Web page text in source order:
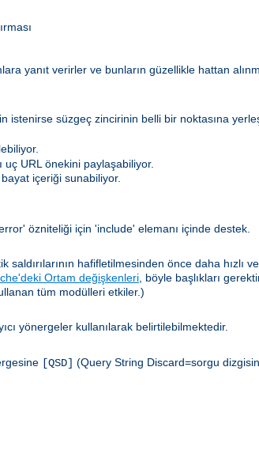
yanıt verirler ve bunların güzellikle hattan
süzgeç zincirinin belli bir noktasına
URL önekini paylaşabiliyor.
içeriği sunabiliyor.
özniteliği için 'include' elemanı içinde destek.
hafifletilmesinden önce daha hızlı
Ortam değişkenleri, böyle başlıkları
tüm modülleri etkiler.)
yönergeler kullanılarak belirtilebilmektedir.
[QSD] (Query String Discard=sorgu